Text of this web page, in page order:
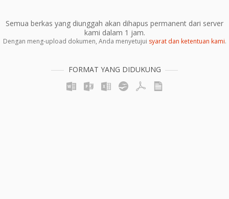
Semua berkas yang diunggah akan dihapus permanent dari server
kami dalam 1 jam.
Dengan meng-upload dokumen, Anda menyetujui syarat dan ketentuan kami.
FORMAT YANG DIDUKUNG